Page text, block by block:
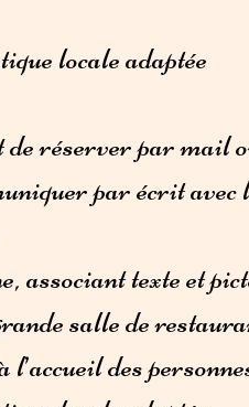
locale adaptée
de réserver par mail
par écrit avec
associant texte et
salle de
des